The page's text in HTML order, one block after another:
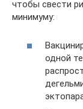
чтобы свести
минимуму:
одной